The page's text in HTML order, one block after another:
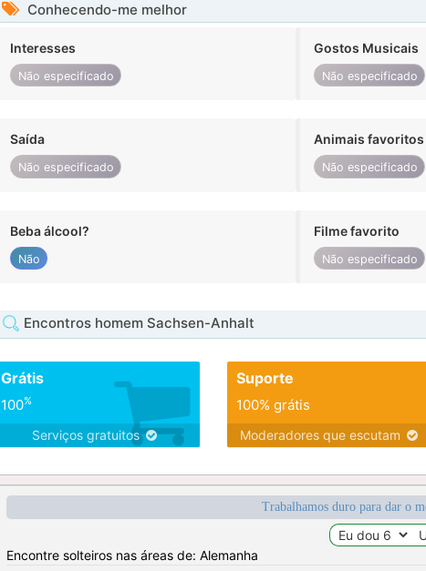
Conhecendo-me melhor
Interesses
Não especificado
Gostos Musicais
Não especificado
Saída
Não especificado
Animais favoritos
Não especificado
Beba álcool?
Não
Filme favorito
Não especificado
Encontros homem Sachsen-Anhalt
Grátis
100%
Serviços gratuitos
Suporte
100% grátis
Moderadores que escutam
Trabalhamos duro para dar o
Encontre solteiros nas áreas de: Alemanha